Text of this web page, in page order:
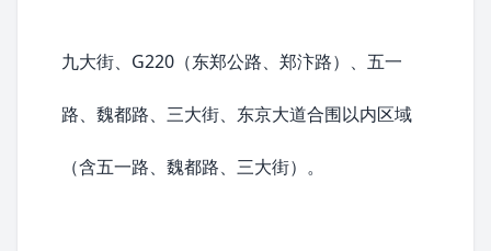
九大街、G220（东郑公路、 郑汴路）、五一
路、魏都路、三大街、东京大道合围以内区域
（含五一路、魏都路、三大街）。